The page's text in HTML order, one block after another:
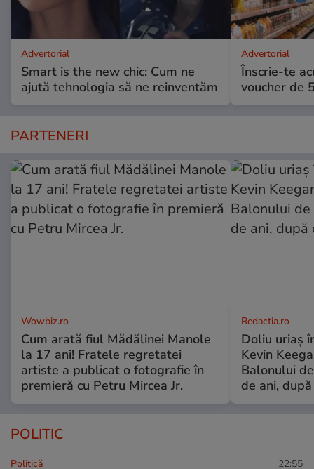
Advertorial
Smart is the new chic: Cum ne
ajută tehnologia să ne reinventăm
Advertorial
Înscrie-te
voucher de
PARTENERI
Wowbiz.ro
Cum arată fiul Mădălinei Manole
la 17 ani! Fratele regretatei
artiste a publicat o fotografie în
premieră cu Petru Mircea Jr.
Redactia.ro
Doliu uriaș
Kevin
Balonului
de ani,
POLITIC
Politică 22:55